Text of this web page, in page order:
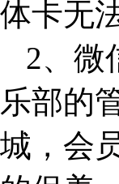
体卡无
2、微
乐部的
城，会